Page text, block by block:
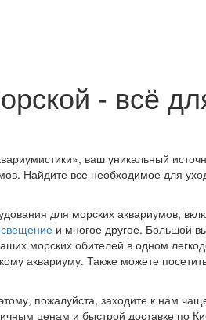
- всё
ваш уникальный
Найдите все необходимое для
для морских аквариумов,
и многое другое. Большой
морских обителей в одном
аквариуму. Также можете
пожалуйста, заходите к нам
ценам и быстрой доставке по